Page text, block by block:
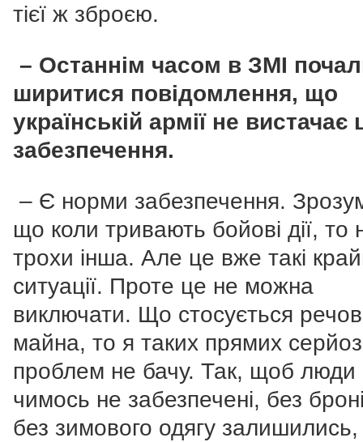
тієї ж зброєю.
– Останнім часом в ЗМІ
ширитися повідомлення, що
українській армії не вистачає
забезпечення.
– Є норми забезпечення.
що коли тривають бойові дії, то
трохи інша. Але це вже такі
ситуації. Проте це не можна
виключати. Що стосується
майна, то я таких прямих
проблем не бачу. Так, щоб люди
чимось не забезпечені, без
без зимового одягу залишились,